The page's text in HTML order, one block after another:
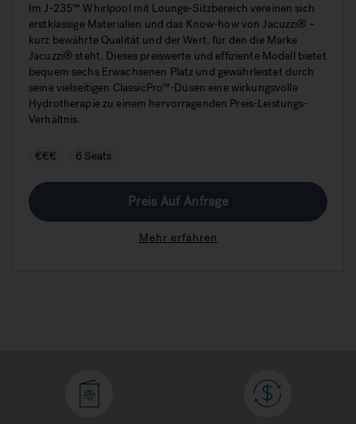
Im J-235™ Whirlpool mit Lounge-Sitzbereich vereinen sich
erstklassige Materialien und das Know-how von Jacuzzi® –
kurz bewährte Qualität und der Wert, für den die Marke
Jacuzzi® steht. Dieses preiswerte und effiziente Modell bietet
bequem sechs Erwachsenen Platz und gewährleistet durch
seine vielseitigen ClassicPro™-Düsen eine wirkungsvolle
Hydrotherapie zu einem hervorragenden Preis-Leistungs-
Verhältnis.
€€€ 6 Seats
Preis Auf Anfrage
Mehr erfahren